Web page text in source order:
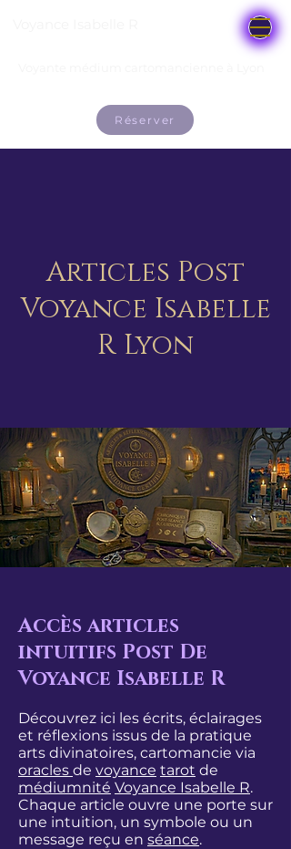
Réserver
Articles Post
Voyance Isabelle
R Lyon
Accès articles
intuitifs Post De
Voyance Isabelle R
Découvrez ici les écrits, éclairages
et réflexions issus de la pratique
arts divinatoires, cartomancie via
oracles de voyance tarot de
médiumnité Voyance Isabelle R.
Chaque article ouvre une porte sur
une intuition, un symbole ou un
message reçu en séance.